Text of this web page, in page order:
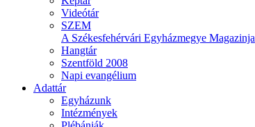
Videótár
SZEM
A Székesfehérvári Egyházmegye Magazinja
Hangtár
Szentföld 2008
Napi evangélium
Adattár
Egyházunk
Intézmények